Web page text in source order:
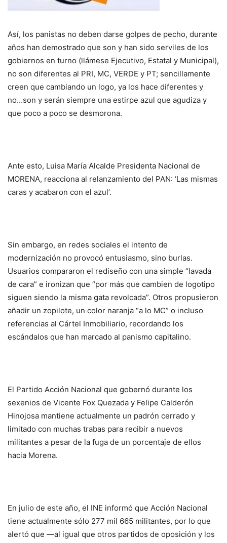
Así, los panistas no deben darse golpes de pecho, durante
años han demostrado que son y han sido serviles de los
gobiernos en turno (llámese Ejecutivo, Estatal y Municipal),
no son diferentes al PRI, MC, VERDE y PT; sencillamente
creen que cambiando un logo, ya los hace diferentes y
no…son y serán siempre una estirpe azul que agudiza y
que poco a poco se desmorona.
Ante esto, Luisa María Alcalde Presidenta Nacional de
MORENA, reacciona al relanzamiento del PAN: ‘Las mismas
caras y acabaron con el azul’.
Sin embargo, en redes sociales el intento de
modernización no provocó entusiasmo, sino burlas.
Usuarios compararon el rediseño con una simple “lavada
de cara” e ironizan que “por más que cambien de logotipo
siguen siendo la misma gata revolcada”. Otros propusieron
añadir un zopilote, un color naranja “a lo MC” o incluso
referencias al Cártel Inmobiliario, recordando los
escándalos que han marcado al panismo capitalino.
El Partido Acción Nacional que gobernó durante los
sexenios de Vicente Fox Quezada y Felipe Calderón
Hinojosa mantiene actualmente un padrón cerrado y
limitado con muchas trabas para recibir a nuevos
militantes a pesar de la fuga de un porcentaje de ellos
hacia Morena.
En julio de este año, el INE informó que Acción Nacional
tiene actualmente sólo 277 mil 665 militantes, por lo que
alertó que —al igual que otros partidos de oposición y los